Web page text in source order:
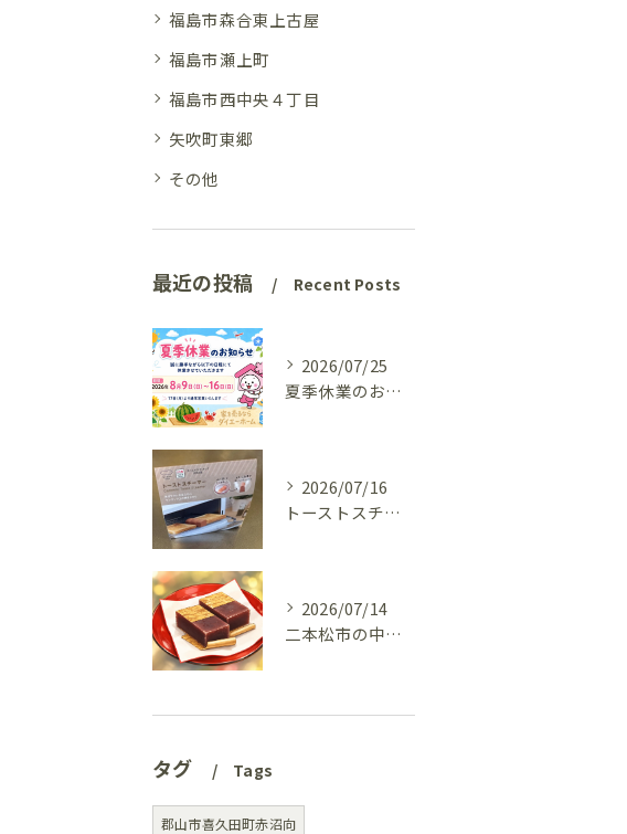
福島市森合東上古屋
福島市瀬上町
福島市西中央４丁目
矢吹町東郷
その他
最近の投稿 Recent Posts
2026/07/25
夏季休業のお知らせ
2026/07/16
トーストスチーマーで、いつものパンが少し変わった話
2026/07/14
二本松市の中古住宅、リフォーム前の様子を見てきました(^^♪
タグ Tags
郡山市喜久田町赤沼向